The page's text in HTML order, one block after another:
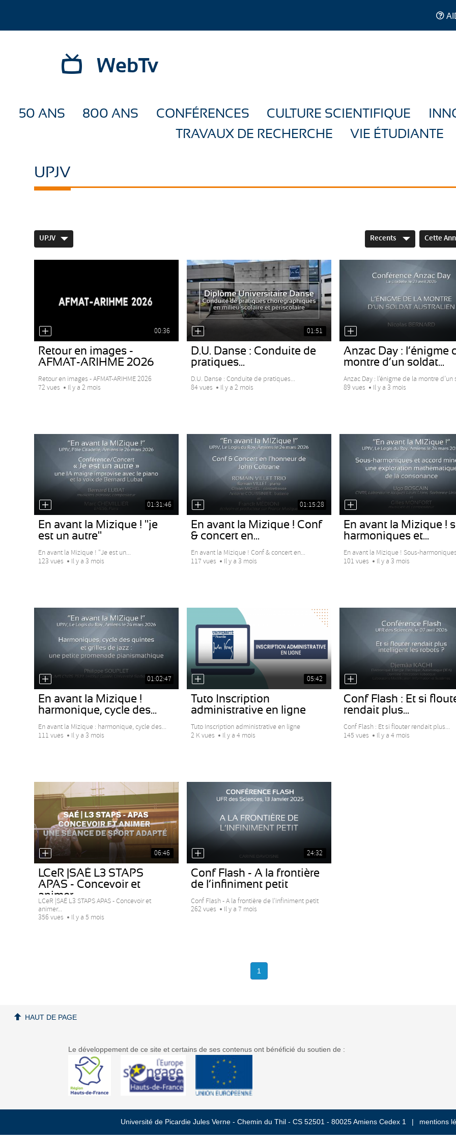
WebTv
50 ANS 800 ANS CONFÉRENCES CULTURE SCIENTIFIQUE
TRAVAUX DE RECHERCHE
VIE ÉTUDIANTE
UPJV
UPJV Recents Cette
00:36
Retour en images -
AFMAT-ARIHME 2026
Retour en images - AFMAT-ARIHME 2026
72 vues
Il y a 2 mois
01:51
D.U. Danse : Conduite de
pratiques...
D.U. Danse : Conduite de pratiques...
84 vues
Il y a 2 mois
Anzac Day : l’énigme
montre d’un soldat...
Anzac Day : l’énigme de la montre d’un
89 vues
Il y a 3 mois
01:31:46
En avant la Mizique ! "je
est un autre"
En avant la Mizique ! "Je est un...
123 vues
Il y a 3 mois
01:15:28
En avant la Mizique ! Conf
& concert en...
En avant la Mizique ! Conf & concert en...
117 vues
Il y a 3 mois
En avant la Mizique !
harmoniques et...
En avant la Mizique ! Sous-
101 vues
Il y a 3 mois
01:02:47
En avant la Mizique !
harmonique, cycle des...
En avant la Mizique : harmonique, cycle des...
111 vues
Il y a 3 mois
05:42
Tuto Inscription
administrative en ligne
Tuto Inscription administrative en ligne
2 K vues
Il y a 4 mois
Conf Flash : Et si
rendait plus...
Conf Flash : Et si flouter rendait plus...
145 vues
Il y a 4 mois
06:46
LCeR |SAÉ L3 STAPS
APAS - Concevoir et
animer...
LCeR |SAÉ L3 STAPS APAS - Concevoir et
animer...
356 vues
Il y a 5 mois
24:32
Conf Flash - A la frontière
de l’infiniment petit
Conf Flash - A la frontière de l’infiniment petit
262 vues
Il y a 7 mois
1
Le développement de ce site et certains de ses contenus ont bénéficié du soutien de :
Université de Picardie Jules Verne - Chemin du Thil - CS 52501 - 80025 Amiens Cedex 1 mentions
HAUT DE PAGE